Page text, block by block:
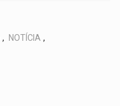
, NOTÍCIA ,